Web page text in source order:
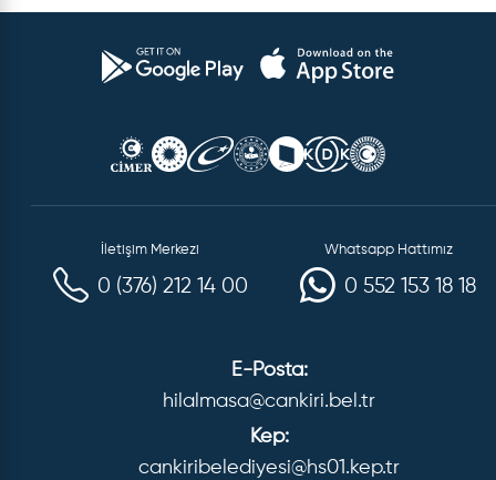
İletişim Merkezi
0 (376) 212 14 00
Whatsapp Hattımız
0 552 153 18 18
E-Posta:
hilalmasa@cankiri.bel.tr
Kep:
cankiribelediyesi@hs01.kep.tr